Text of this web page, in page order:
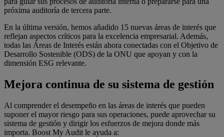
próxima auditoría de tercera parte.
En la última versión, hemos añadido 15 nuevas áreas de interés que
reflejan aspectos críticos para la excelencia empresarial. Además,
todas las Áreas de Interés están ahora conectadas con el Objetivo de
Desarrollo Sostenible (ODS) de la ONU que apoyan y con la
dimensión ESG relevante.
Mejora continua de su sistema de gestión
Al comprender el desempeño en las áreas de interés que pueden
suponer el mayor riesgo para sus operaciones, puede aprovechar su
sistema de gestión y dirigir los esfuerzos de mejora donde más
importa. Boost My Audit le ayuda a: